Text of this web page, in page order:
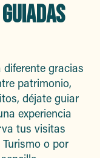
gracias
patrimonio,
déjate guiar
experiencia
tus visitas
o por